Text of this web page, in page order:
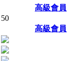
高級會員
50
高級會員